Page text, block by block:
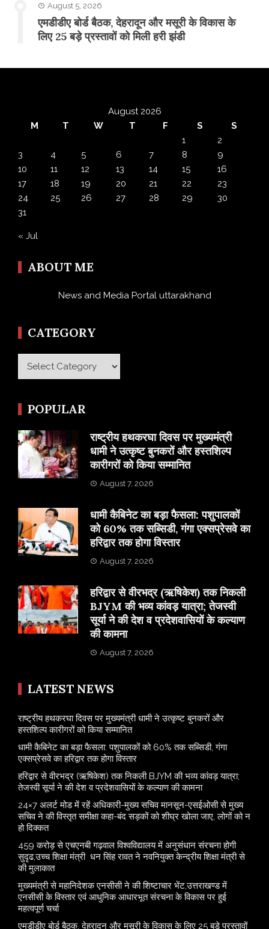
August 5, 2026
एमडीडीए बोर्ड बैठक, देहरादून और मसूरी के विकास के
लिए 25 बड़े प्रस्तावों को मिली हरी झंडी
August 2026
M
T W T F S
S
1
2
3
4 5 6 7 8
9
10
11 12 13 14 15
16
17
18 19 20 21 22
23
24
25 26 27 28 29
30
31
« Jul
ABOUT ME
News and Media Portal uttarakhand
CATEGORY
Category
POPULAR
राष्ट्रीय हथकरघा दिवस पर मुख्यमंत्री
धामी ने उत्कृष्ट बुनकरों और हस्तशिल्प
कारीगरों को किया सम्मानित
August 7, 2026
​धामी कैबिनेट का बड़ा फैसला: पशुपालकों
को 60% तक सब्सिडी, गंगा एक्सप्रेसवे का
हरिद्वार तक होगा विस्तार
August 7, 2026
​हरिद्वार से वीरभद्र (ऋषिकेश) तक निकली
BJYM की भव्य कांवड़ यात्रा; तेजस्वी
सूर्या ने की देश व प्रदेशवासियों के कल्याण
की कामना
August 7, 2026
LATEST NEWS
राष्ट्रीय हथकरघा दिवस पर मुख्यमंत्री धामी ने उत्कृष्ट बुनकरों और
हस्तशिल्प कारीगरों को किया सम्मानित
​धामी कैबिनेट का बड़ा फैसला: पशुपालकों को 60% तक सब्सिडी, गंगा
एक्सप्रेसवे का हरिद्वार तक होगा विस्तार
​हरिद्वार से वीरभद्र (ऋषिकेश) तक निकली BJYM की भव्य कांवड़ यात्रा;
तेजस्वी सूर्या ने की देश व प्रदेशवासियों के कल्याण की कामना
24×7 अलर्ट मोड में रहें अधिकारी-मुख्य सचिव मानसून-एसईओसी से मुख्य
सचिव ने की विस्तृत समीक्षा कहा-बंद सड़कों को शीघ्र खोला जाए, लोगों को न
हो दिक्कत
459 करोड़ से एचएनबी गढ़वाल विश्वविद्यालय में अनुसंधान संरचना होगी
सुदृढ,उच्च शिक्षा मंत्री धन सिंह रावत ने नवनियुक्त केन्द्रीय शिक्षा मंत्री से
की मुलाकात
मुख्यमंत्री से महानिदेशक एनसीसी ने की शिष्टाचार भेंट,उत्तराखण्ड में
एनसीसी के विस्तार एवं आधुनिक आधारभूत संरचना के विकास पर हुई
महत्वपूर्ण चर्चा
एमडीडीए बोर्ड बैठक, देहरादून और मसूरी के विकास के लिए 25 बड़े प्रस्तावों